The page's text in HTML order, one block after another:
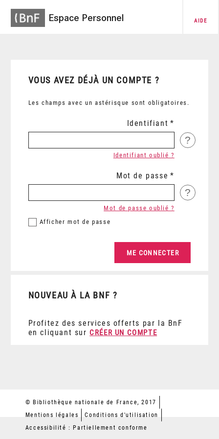
Espace Personnel AIDE
VOUS AVEZ DÉJÀ UN COMPTE ?
Les champs avec un astérisque sont obligatoires.
Identifiant
?
Identifiant oublié ?
Mot de passe
?
Afficher mot de passe
Mot de passe oublié ?
NOUVEAU À LA BNF ?
Profitez des services offerts par la BnF
en cliquant sur CRÉER UN COMPTE
© Bibliothèque nationale de France, 2017
Mentions légales
Conditions d'utilisation
Accessibilité : Partiellement conforme